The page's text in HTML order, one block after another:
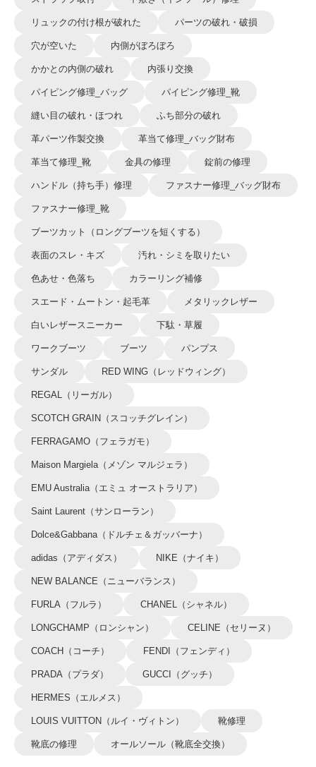
リュックの付け根が破れた パーツの破れ・破損
穴が空いた 内側がぼろぼろ
かかとの内側の破れ 内張り交換
パイピング修理_バッグ パイピング修理_靴
縫い目の破れ・ほつれ ふち部分の破れ
革パーツ作製交換 革当て修理_バッグ財布
革当て修理_靴 金具の修理 錠前の修理
ハンドル（持ち手）修理 ファスナー修理_バッグ財布
ファスナー修理_靴
ブーツカット（ロングブーツを短くする）
表面のスレ・キズ 汚れ・シミを取りたい
色あせ・色落ち カラーリング補修
スエード・ムートン・起毛革 メタリックレザー
白いレザースニーカー 下駄・草履
ワークブーツ ブーツ パンプス
サンダル RED WING（レッドウィング）
REGAL（リーガル）
SCOTCH GRAIN（スコッチグレイン）
FERRAGAMO（フェラガモ）
Maison Margiela（メゾン マルジェラ）
EMU Australia（エミュ オーストラリア）
Saint Laurent（サンローラン）
Dolce&Gabbana（ドルチェ＆ガッバーナ）
adidas（アディダス） NIKE（ナイキ）
NEW BALANCE（ニューバランス）
FURLA（フルラ） CHANEL（シャネル）
LONGCHAMP（ロンシャン） CELINE（セリーヌ）
COACH（コーチ） FENDI（フェンディ）
PRADA（プラダ） GUCCI（グッチ）
HERMES（エルメス）
LOUIS VUITTON（ルイ・ヴィトン） 靴修理
靴底の修理 オールソール（靴底全交換）